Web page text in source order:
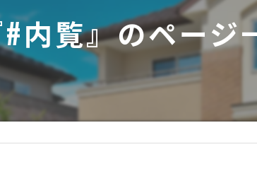
壁紙下地防カビ工事
壁紙カビ・壁紙下地のカビ
賃貸住宅のカビ
『またか…』の天井結露クレーム
カビと結露対策
建築中のカビ
コンクリートのカビ
漏水事故のカビ
雨漏りによるカビ
部屋の除菌消臭
内覧』のページ